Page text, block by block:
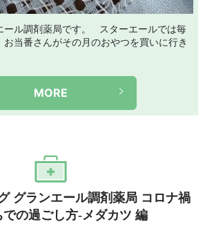
ール調剤薬局です。 スターエールでは毎
お当番さんがその月のおやつを買いに行き
MORE
グランエール調剤薬局 コロナ禍
での過ごし方-メダカツ 編